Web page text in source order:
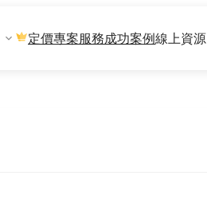
定價專案服務成功案例線上資源